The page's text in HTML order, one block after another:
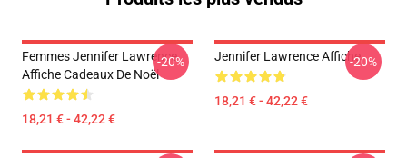
Femmes Jennifer Lawrence
Affiche Cadeaux De Noël
18,21 € - 42,22 €
-20% Jennifer Lawrence Affiche
18,21 € - 42,22 €
-20%